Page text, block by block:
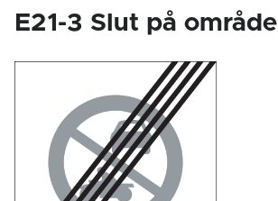
E21-3 Slut på område